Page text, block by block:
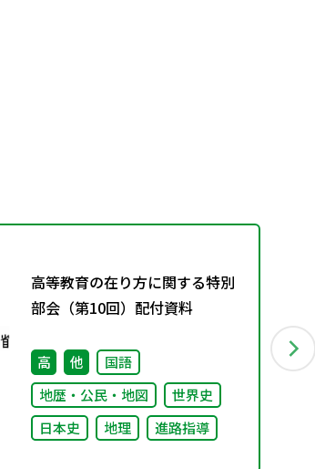
高等教育の在り方に関する特別
部会（第10回）配付資料
高 他
国語
地歴・公民・地図
世界史
日本史
地理 進路指導